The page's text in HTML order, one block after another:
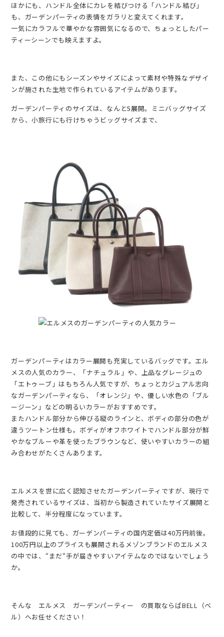
ほかにも、ハンドル全体にカレを結びつける「ハンドル結び」
も、ガーデンパーティの表情をガラリと変えてくれます。
一気にカラフルで華やかな雰囲気になるので、ちょっとしたパー
ティーシーンでも映えますよ。
また、この他にもシーズンやサイズによって素材や特殊なデザイ
ンが施された生地で作られているアイテムがあります。
ガーデンパーティのサイズは、なんと5展開。ミニバッグサイズ
から、小旅行にも行けちゃうビッグサイズまで、
ガーデンパーティはカラー展開も充実しているバッグです。エル
メスの人気のカラー、「ナチュラル」や、上品なグレージュの
「エトゥーブ」はもちろん人気ですが、ちょっとカジュアル志向
なガーデンパーティなら、「オレンジ」や、優しい水色の「ブル
ージーン」などの明るいカラーがおすすめです。
またハンドル部分から伸びる縦のラインと、ボディの部分の色が
違うツートン仕様も。ボディがオフホワイトでハンドル部分が鮮
やかなブルーや革を使ったブラウンなど、使いやすいカラーの組
み合わせがたくさんあります。
エルメスを世に広く認知させたガーデンパーティですが、現行で
発売されているサイズは、当初から製造されていたサイズ展開と
比較して、半分程度になっています。
お値段的に見ても、ガーデンパーティの国内定価は40万円前後。
100万円以上のプライスも展開されるメゾンブランドのエルメス
の中では、“まだ“手が届きやすいアイテムなのではないでしょう
か。
そんな エルメス ガーデンパーティー の買取ならばBELL（ベ
ル）へお任せください！